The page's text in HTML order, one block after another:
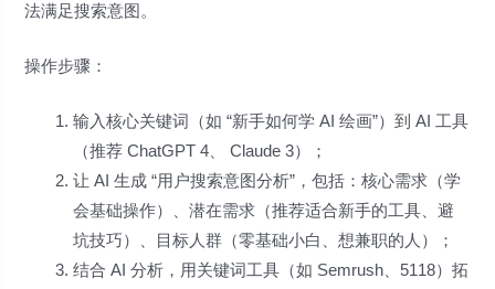
法满足搜索意图。
操作步骤：
输入核心关键词（如 “新手如何学 AI 绘画”）到 AI 工具
（推荐 ChatGPT 4、 Claude 3）；
让 AI 生成 “用户搜索意图分析”，包括：核心需求（学
会基础操作）、潜在需求（推荐适合新手的工具、避
坑技巧）、目标人群（零基础小白、想兼职的人）；
结合 AI 分析，用关键词工具（如 Semrush、5118）拓